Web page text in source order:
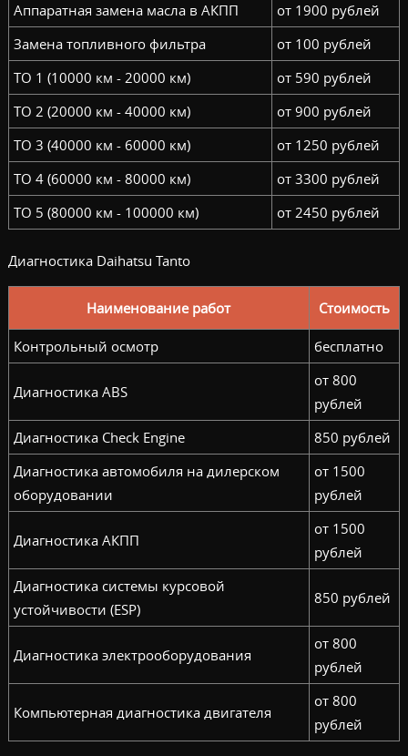
Аппаратная замена масла в АКПП
от 1900 рублей
Замена топливного фильтра
от 100 рублей
ТО 1 (10000 км - 20000 км)
от 590 рублей
ТО 2 (20000 км - 40000 км)
от 900 рублей
ТО 3 (40000 км - 60000 км)
от 1250 рублей
ТО 4 (60000 км - 80000 км)
от 3300 рублей
ТО 5 (80000 км - 100000 км)
от 2450 рублей
Диагностика Daihatsu Tanto
Наименование работ Стоимость
Контрольный осмотр бесплатно
Диагностика ABS
от 800
рублей
Диагностика Check Engine
850 рублей
Диагностика автомобиля на дилерском
оборудовании
от 1500
рублей
Диагностика АКПП
от 1500
рублей
Диагностика системы курсовой
устойчивости (ESP)
850 рублей
Диагностика электрооборудования
от 800
рублей
Компьютерная диагностика двигателя
от 800
рублей